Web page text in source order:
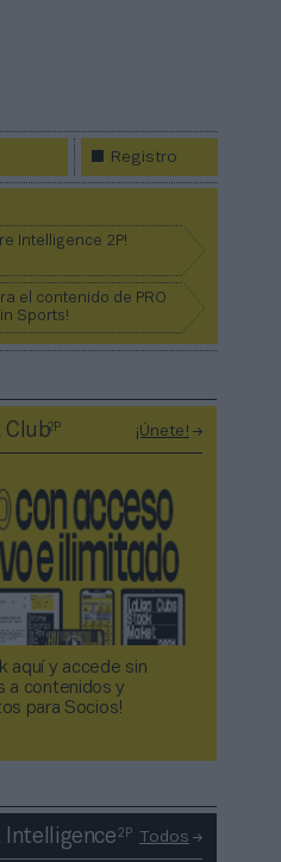
Registro
Intelligence 2P!
el contenido de PRO
Sports!
Club2P ¡Únete!
aquí y accede sin
a contenidos y
para Socios!​​​​​​​
Intelligence2P Todos